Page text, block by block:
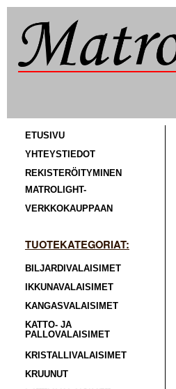
ETUSIVU
YHTEYSTIEDOT
REKISTERÖITYMINEN
MATROLIGHT-
VERKKOKAUPPAAN
TUOTEKATEGORIAT:
BILJARDIVALAISIMET
IKKUNAVALAISIMET
KANGASVALAISIMET
KATTO- JA
PALLOVALAISIMET
KRISTALLIVALAISIMET
KRUUNUT